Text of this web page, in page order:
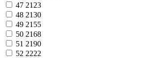
47 2123
48 2130
49 2155
50 2168
51 2190
52 2222